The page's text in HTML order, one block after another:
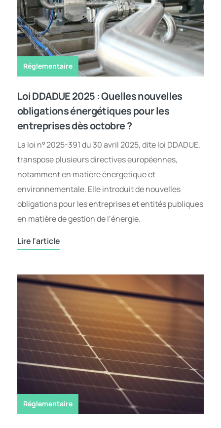
Réglementaire
Loi DDADUE 2025 : Quelles nouvelles
obligations énergétiques pour les
entreprises dès octobre ?
La loi n° 2025-391 du 30 avril 2025, dite loi DDADUE,
transpose plusieurs directives européennes,
notamment en matière énergétique et
environnementale. Elle introduit de nouvelles
obligations pour les entreprises et entités publiques
en matière de gestion de l’énergie.
Lire l'article
Réglementaire